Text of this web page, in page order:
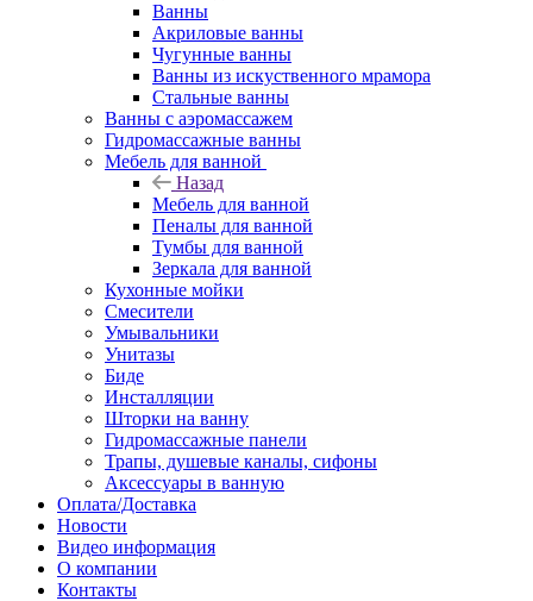
Ванны
Акриловые ванны
Чугунные ванны
Ванны из искуственного мрамора
Стальные ванны
Ванны с аэромассажем
Гидромассажные ванны
Мебель для ванной
Назад
Мебель для ванной
Пеналы для ванной
Тумбы для ванной
Зеркала для ванной
Кухонные мойки
Смесители
Умывальники
Унитазы
Биде
Инсталляции
Шторки на ванну
Гидромассажные панели
Трапы, душевые каналы, сифоны
Аксессуары в ванную
Оплата/Доставка
Новости
Видео информация
О компании
Контакты